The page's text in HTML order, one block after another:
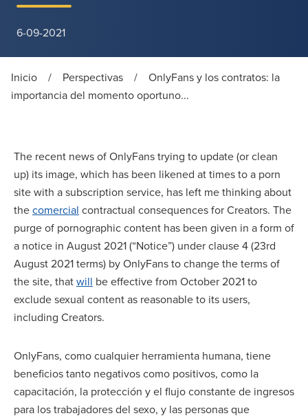
6-09-2021
Inicio / Perspectivas /
OnlyFans y los contratos: la
importancia del momento oportuno...
The recent news of OnlyFans trying to update (or clean
up) its image, which has been likened at times to a porn
site with a subscription service, has left me thinking about
thecomercial contractual consequences for Creators. The
purge of pornographic content has been given in a form of
a notice in August 2021 (“Notice”) under clause 4 (23rd
August 2021 terms) by OnlyFans to change the terms of
the site, thatwill be effective from October 2021 to
exclude sexual content as reasonable to its users,
including Creators.
OnlyFans, como cualquier herramienta humana, tiene
beneficios tanto negativos como positivos, como la
capacitación, la protección y el flujo constante de ingresos
para los trabajadores del sexo, y las personas que